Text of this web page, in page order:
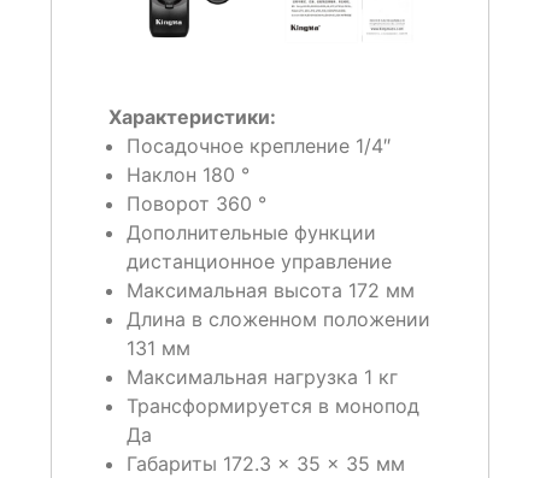
Характеристики:
Посадочное крепление 1/4″
Наклон 180 °
Поворот 360 °
Дополнительные функции
дистанционное управление
Максимальная высота 172 мм
Длина в сложенном положении
131 мм
Максимальная нагрузка 1 кг
Трансформируется в монопод
Да
Габариты 172.3 × 35 × 35 мм